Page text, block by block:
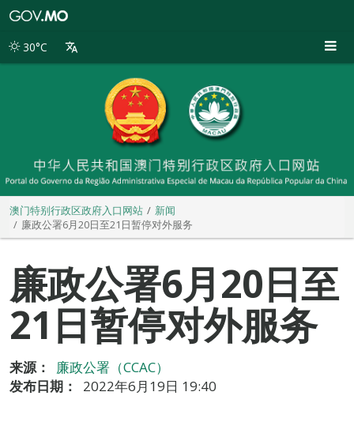
别
30°C
澳门特别行政区政府入口网站
新闻
廉政公署6月20日至21日暂停对外服务
廉政公署6月20日至
21日暂停对外服务
来源：
廉政公署（CCAC）
发布日期：
2022年6月19日 19:40